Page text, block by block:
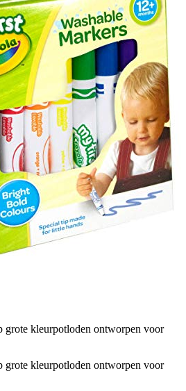
kleurpotloden ontworpen voor
kleurpotloden ontworpen voor